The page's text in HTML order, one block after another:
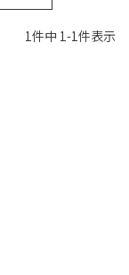
1 件中 1 -1 件表示